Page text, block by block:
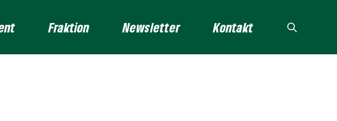
Fraktion Newsletter Kontakt